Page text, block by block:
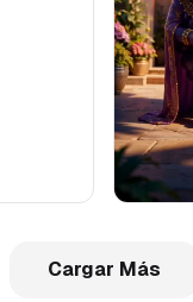
Cargar Más